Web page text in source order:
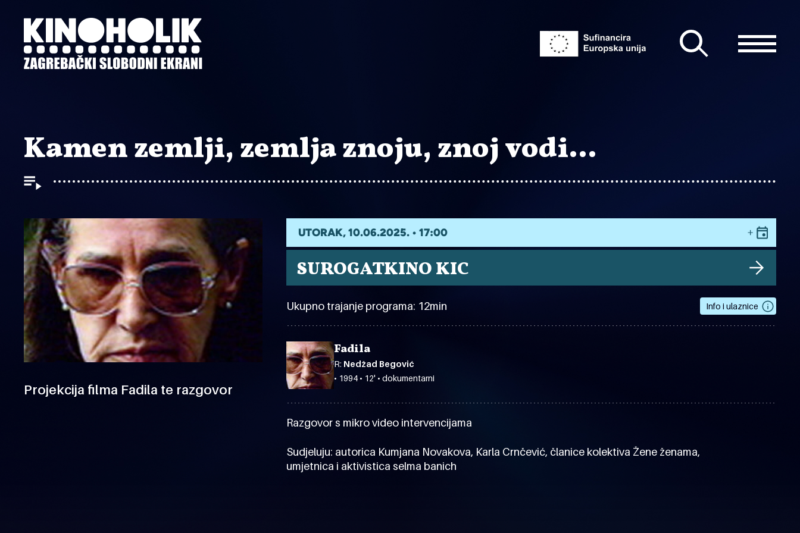
sadržaj
Kamen zemlji, zemlja znoju, znoj vodi…
Projekcija filma Fadila te razgovor
UTORAK, 10.06.2025. • 17:00
SUROGATKINO KIC
Ukupno trajanje programa: 12min Info i ulaznice
Fadila
R: Nedžad Begović
• 1994 • 12' • dokumentarni
Razgovor s mikro video intervencijama
Sudjeluju: autorica Kumjana Novakova, Karla Crnčević, članice kolektiva Žene ženama,
umjetnica i aktivistica selma banich